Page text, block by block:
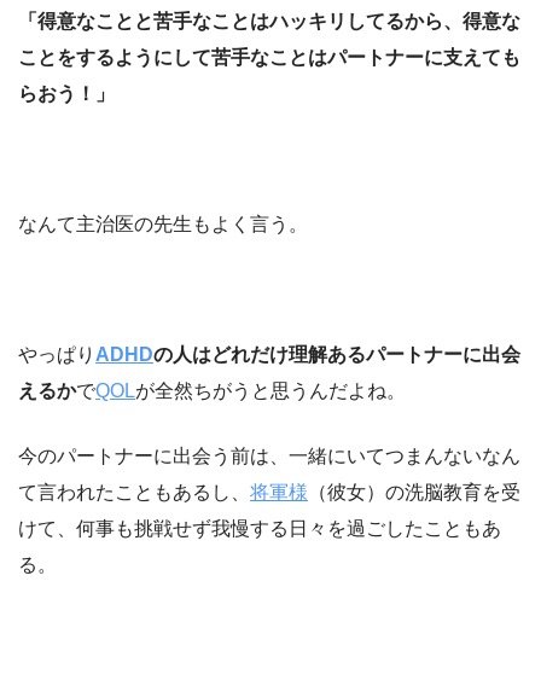
「得意なことと苦手なことはハッキリしてるから、得意な
ことをするようにして苦手なことはパートナーに支えても
らおう！」
なんて主治医の先生もよく言う。
やっぱり ADHDの人はどれだけ理解あるパートナーに出会
えるかでQOLが全然ちがうと思うんだよね。
今のパートナーに出会う前は、一緒にいてつまんないなん
て言われたこともあるし、 将軍様 （彼女）の洗脳教育を受
けて、何事も挑戦せず我慢する日々を過ごしたこともあ
る。